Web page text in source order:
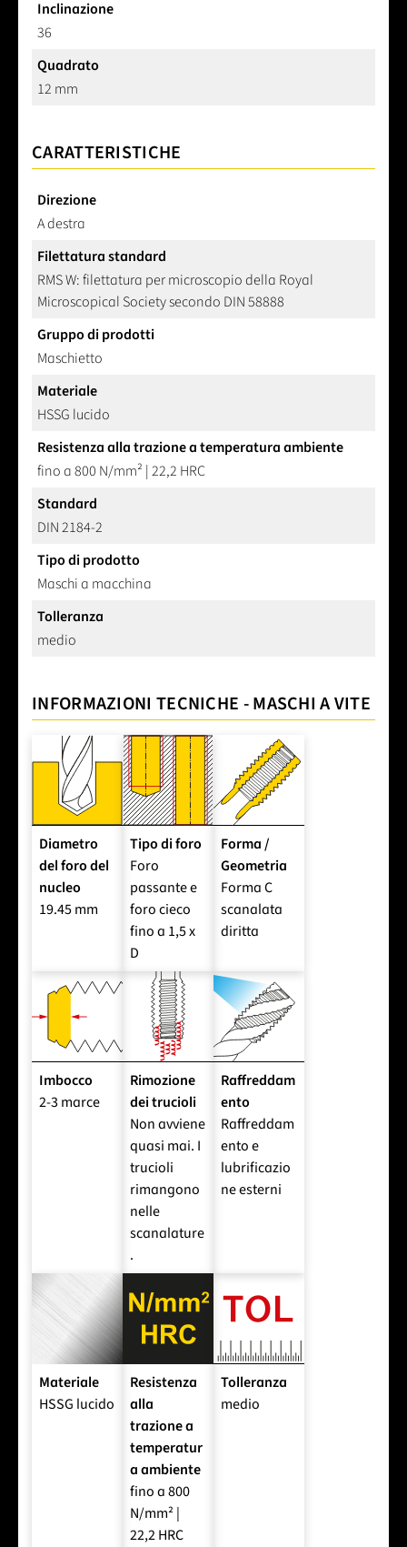
Inclinazione
36
Quadrato
12 mm
CARATTERISTICHE
Direzione
A destra
Filettatura standard
RMS W: filettatura per microscopio della Royal
Microscopical Society secondo DIN 58888
Gruppo di prodotti
Maschietto
Materiale
HSSG lucido
Resistenza alla trazione a temperatura ambiente
fino a 800 N/mm² | 22,2 HRC
Standard
DIN 2184-2
Tipo di prodotto
Maschi a macchina
Tolleranza
medio
INFORMAZIONI TECNICHE - MASCHI A VITE
Diametro
del foro del
nucleo
19.45 mm
Tipo di foro
Foro
passante e
foro cieco
fino a 1,5 x
D
Forma /
Geometria
Forma C
scanalata
diritta
Imbocco
2-3 marce
Rimozione
dei trucioli
Non avviene
quasi mai. I
trucioli
rimangono
nelle
scanalature
.
Raffreddam
ento
Raffreddam
ento e
lubrificazio
ne esterni
Materiale
HSSG lucido
Resistenza
alla
trazione a
temperatur
a ambiente
fino a 800
N/mm² |
22,2 HRC
Tolleranza
medio